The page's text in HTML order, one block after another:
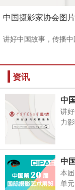
中国摄影家协会图
讲好中国故事，传播
资讯
中
讲
力
中
本
单